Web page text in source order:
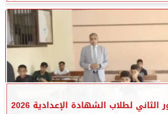
لطلاب الشهادة الإعدادية 2026